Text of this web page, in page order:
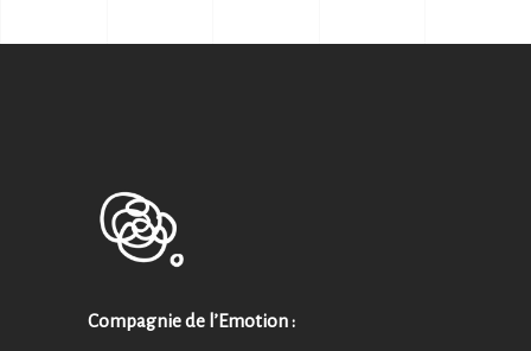
Compagnie de l’Emotion :